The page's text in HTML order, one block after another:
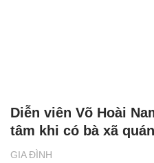
GIA ĐÌNH
Diễn viên Võ Hoài
tâm khi có bà xã